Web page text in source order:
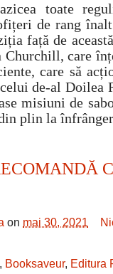
toate
de rang
față de
care
care să
de-al Doilea
misiuni de
plin la
on mai 30, 2021
, Booksaveur, Editura